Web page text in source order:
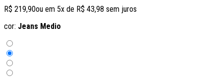
R$ 219,90ou em 5x de R$ 43,98 sem juros
cor: Jeans Medio